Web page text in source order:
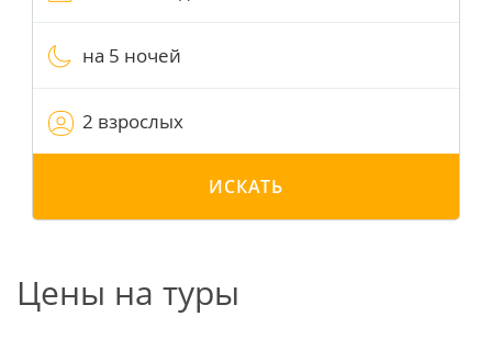
на 5 ночей
2 взрослых
ИСКАТЬ
Цены на туры